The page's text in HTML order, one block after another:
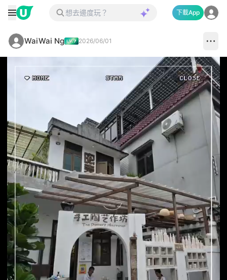
下載App
WaiWai Ng 2026/06/01